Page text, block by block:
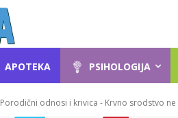
APOTEKA PSIHOLOGIJA
Porodični odnosi i krivica - Krvno srodstvo